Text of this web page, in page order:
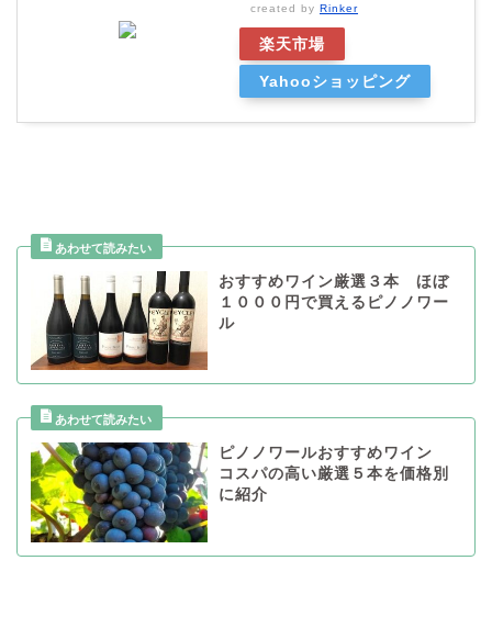
created by Rinker
楽天市場
Yahooショッピング
おすすめワイン厳選３本 ほぼ
１０００円で買えるピノノワー
ル
ピノノワールおすすめワイン
コスパの高い厳選５本を価格別
に紹介